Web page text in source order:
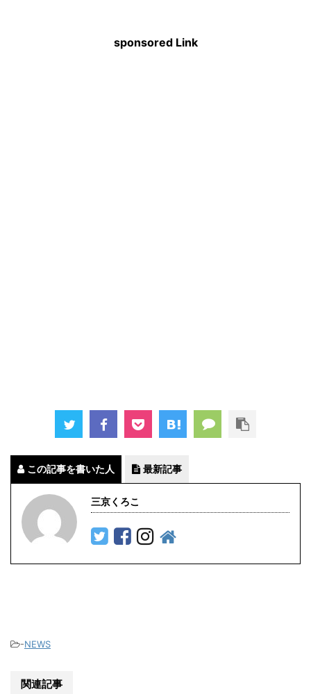
sponsored Link
この記事を書いた人 最新記事
三京くろこ
-NEWS
関連記事